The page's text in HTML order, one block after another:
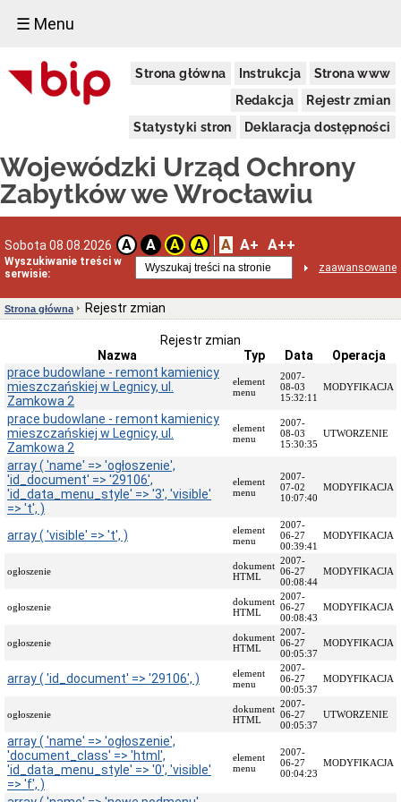
☰ Menu
Strona główna Instrukcja
Strona www
Redakcja
Rejestr zmian
Statystyki stron
Deklaracja dostępności
Wojewódzki Urząd Ochrony
Zabytków we Wrocławiu
Sobota 08.08.2026 A A A A A A+ A++
Wyszukiwanie treści w
serwisie:
zaawansowane
Dostępność
Deklaracja
dostępności
realizowanym
projekcie
dofinansowanym
Europejskich
Delegatury
adresowe
Podstawy
Osoby
i
kompetencje
Przedmiot
działania
i
kompetencje
Sprawozdawczość
finansowa
Statystyki
Wojewódzka
Ochrony
Poradnik
Jak
Przyjmowanie
skarbowe
Szukam
legalnie
Obwieszczenia,
Strona główna Rejestr zmian
Rejestr zmian
Nazwa
Typ Data
Operacja
prace budowlane - remont kamienicy
mieszczańskiej w Legnicy, ul.
Zamkowa 2
element
menu
2007-
08-03
15:32:11
MODYFIKACJA
prace budowlane - remont kamienicy
mieszczańskiej w Legnicy, ul.
Zamkowa 2
element
menu
2007-
08-03
15:30:35
UTWORZENIE
array ( 'name' => 'ogłoszenie',
'id_document' => '29106',
'id_data_menu_style' => '3', 'visible'
=> 't', )
element
menu
2007-
07-02
10:07:40
MODYFIKACJA
array ( 'visible' => 't', )
element
menu
2007-
06-27
00:39:41
MODYFIKACJA
ogłoszenie
dokument
HTML
2007-
06-27
00:08:44
MODYFIKACJA
ogłoszenie
dokument
HTML
2007-
06-27
00:08:43
MODYFIKACJA
ogłoszenie
dokument
HTML
2007-
06-27
00:05:37
MODYFIKACJA
array ( 'id_document' => '29106', )
element
menu
2007-
06-27
00:05:37
MODYFIKACJA
ogłoszenie
dokument
HTML
2007-
06-27
00:05:37
UTWORZENIE
array ( 'name' => 'ogłoszenie',
'document_class' => 'html',
'id_data_menu_style' => '0', 'visible'
=> 'f', )
element
menu
2007-
06-27
00:04:23
MODYFIKACJA